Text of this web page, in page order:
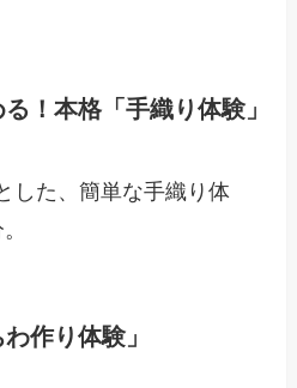
！本格「手織り体験」
した、簡単な手織り体
作り体験」